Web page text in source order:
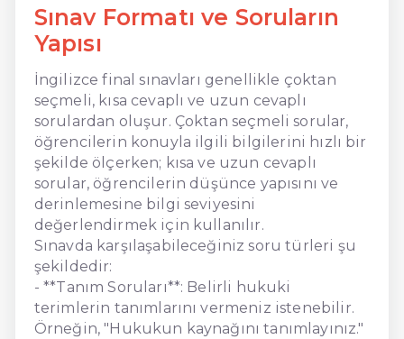
Sınav Formatı ve Soruların
Yapısı
İngilizce final sınavları genellikle çoktan
seçmeli, kısa cevaplı ve uzun cevaplı
sorulardan oluşur. Çoktan seçmeli sorular,
öğrencilerin konuyla ilgili bilgilerini hızlı bir
şekilde ölçerken; kısa ve uzun cevaplı
sorular, öğrencilerin düşünce yapısını ve
derinlemesine bilgi seviyesini
değerlendirmek için kullanılır.
Sınavda karşılaşabileceğiniz soru türleri şu
şekildedir:
- **Tanım Soruları**: Belirli hukuki
terimlerin tanımlarını vermeniz istenebilir.
Örneğin, "Hukukun kaynağını tanımlayınız."